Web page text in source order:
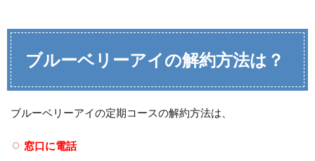
ブルーベリーアイの解約方法は？
ブルーベリーアイの定期コースの解約方法は、
窓口に電話